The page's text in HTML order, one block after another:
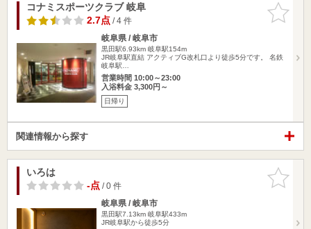
お気に入
りに追加
コナミスポーツクラブ 岐阜
2.7点/ 4 件
岐阜県 / 岐阜市
黒田駅6.93km 岐阜駅154m
JR岐阜駅直結 アクティブG改札口より徒歩5分です。 名鉄
岐阜駅…
営業時間 10:00～23:00
入浴料金 3,300円～
日帰り
関連情報から探す
お気に入
りに追加
いろは
-点/ 0 件
岐阜県 / 岐阜市
黒田駅7.13km 岐阜駅433m
JR岐阜駅から徒歩5分